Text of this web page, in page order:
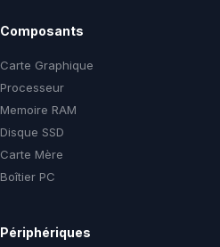
Composants
Carte Graphique
Processeur
Memoire RAM
Disque SSD
Carte Mère
Boîtier PC
Périphériques